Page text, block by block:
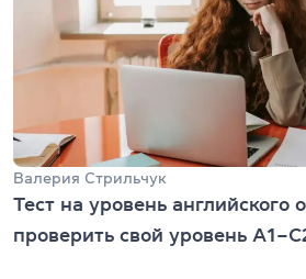
Валерия Стрильчук
Тест на уровень английского
проверить свой уровень